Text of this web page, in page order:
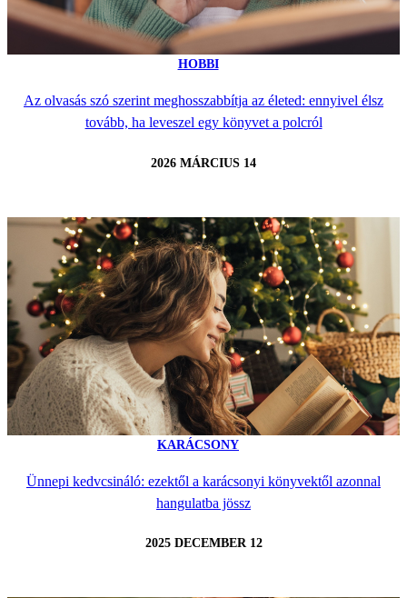
HOBBI
Az olvasás szó szerint meghosszabbítja az életed: ennyivel élsz
tovább, ha leveszel egy könyvet a polcról
2026 MÁRCIUS 14
KARÁCSONY
Ünnepi kedvcsináló: ezektől a karácsonyi könyvektől azonnal
hangulatba jössz
2025 DECEMBER 12